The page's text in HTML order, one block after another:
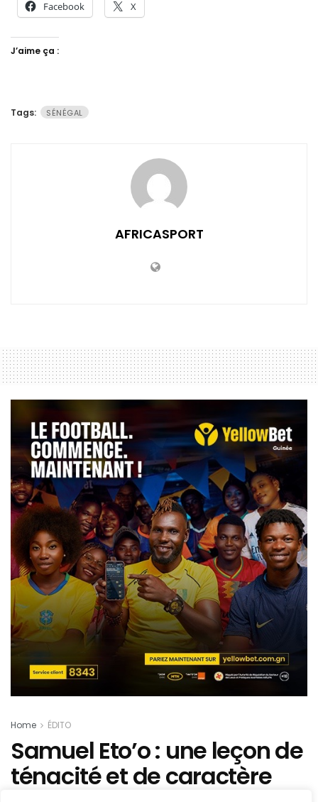
Facebook X
J’aime ça :
Tags: SÉNÉGAL
AFRICASPORT
Home ÉDITO
Samuel Eto’o : une leçon de
ténacité et de caractère